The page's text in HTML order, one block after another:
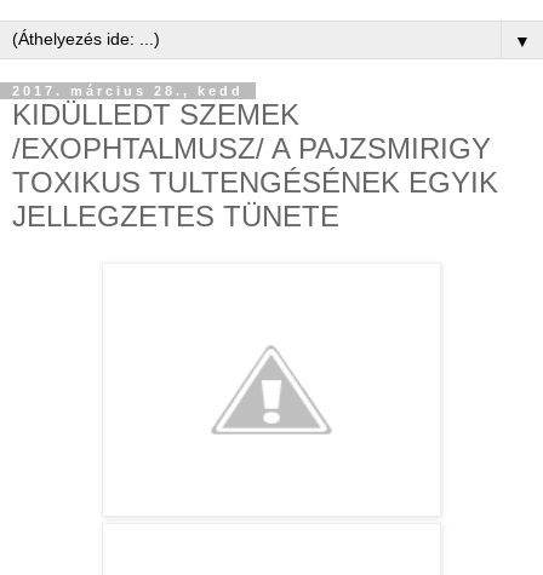
▼
2017. március 28., kedd
KIDÜLLEDT SZEMEK
/EXOPHTALMUSZ/ A PAJZSMIRIGY
TOXIKUS TULTENGÉSÉNEK EGYIK
JELLEGZETES TÜNETE